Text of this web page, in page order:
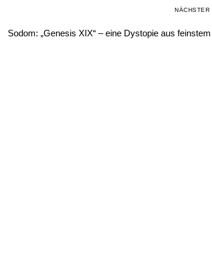
NÄCHSTER
Sodom: „Genesis XIX“ – eine Dystopie aus